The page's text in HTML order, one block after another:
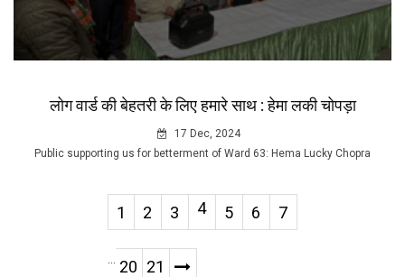
लोग वार्ड की बेहतरी के लिए हमारे साथ : हेमा लकी चोपड़ा
17 Dec, 2024
Public supporting us for betterment of Ward 63: Hema Lucky Chopra
1 2 3 4 5 6 7
... 20 21